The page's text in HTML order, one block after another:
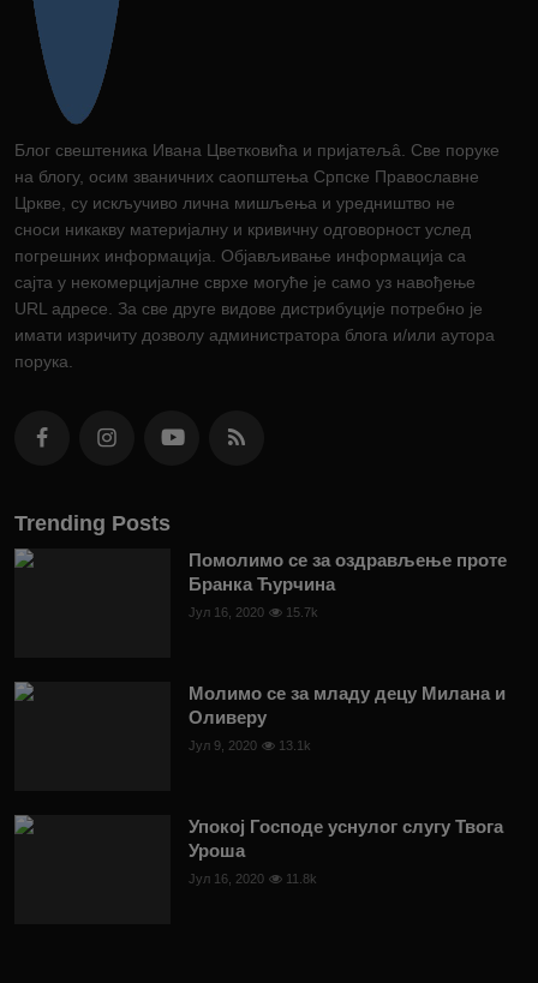
Блог свештеника Ивана Цветковића и пријатељâ. Све поруке
на блогу, осим званичних саопштења Српске Православне
Цркве, су искључиво лична мишљења и уредништво не
сноси никакву материјалну и кривичну одговорност услед
погрешних информација. Објављивање информација са
сајта у некомерцијалне сврхе могуће је само уз навођење
URL адресе. За све друге видове дистрибуције потребно је
имати изричиту дозволу администратора блога и/или аутора
порука.
Trending Posts
Помолимо се за оздрављење проте
Бранка Ћурчина
Јул 16, 2020 15.7k
Молимо се за младу децу Милана и
Оливеру
Јул 9, 2020 13.1k
Упокој Господе уснулог слугу Твога
Уроша
Јул 16, 2020 11.8k